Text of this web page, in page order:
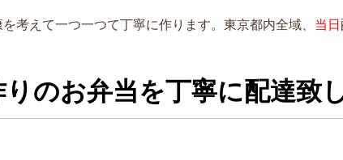
考えて一つ一つて丁寧に作ります。東京都内全域、 当日
させていただきます。
のお弁当を丁寧に配達致